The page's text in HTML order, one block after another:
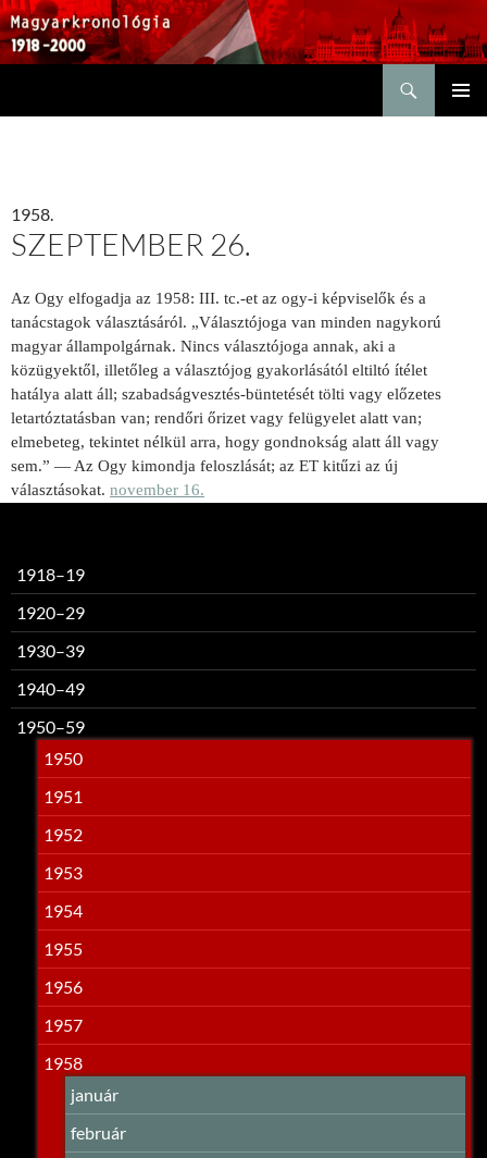
1958.
SZEPTEMBER 26.
Az Ogy elfogadja az 1958: III. tc.-et az ogy-i képviselők és a
tanácstagok választásáról. „Választójoga van minden nagykorú
magyar állampolgárnak. Nincs választójoga annak, aki a
közügyektől, illetőleg a választójog gyakorlásától eltiltó ítélet
hatálya alatt áll; szabadságvesztés-büntetését tölti vagy előzetes
letartóztatásban van; rendőri őrizet vagy felügyelet alatt van;
elmebeteg, tekintet nélkül arra, hogy gondnokság alatt áll vagy
sem.” — Az Ogy kimondja feloszlását; az ET kitűzi az új
választásokat. november 16.
1918–19
1920–29
1930–39
1940–49
1950–59
1950
1951
1952
1953
1954
1955
1956
1957
1958
január
február